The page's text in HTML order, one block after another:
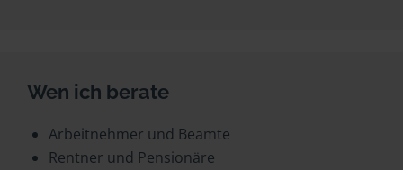
Wen ich berate
Arbeitnehmer und Beamte
Rentner und Pensionäre